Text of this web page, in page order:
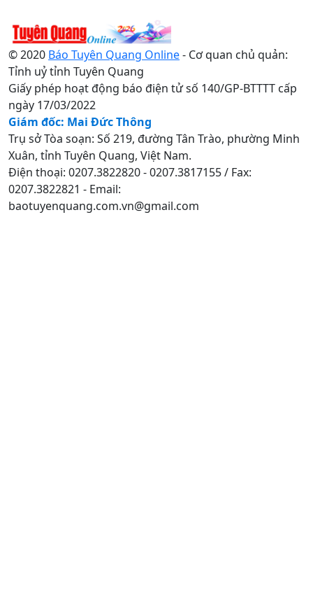
© 2020 Báo Tuyên Quang Online- Cơ quan chủ quản:
Tỉnh uỷ tỉnh Tuyên Quang
Giấy phép hoạt động báo điện tử số 140/GP-BTTTT cấp
ngày 17/03/2022
Giám đốc: Mai Đức Thông
Trụ sở Tòa soạn: Số 219, đường Tân Trào, phường Minh
Xuân, tỉnh Tuyên Quang, Việt Nam.
Điện thoại: 0207.3822820 - 0207.3817155 / Fax:
0207.3822821 - Email:
baotuyenquang.com.vn@gmail.com